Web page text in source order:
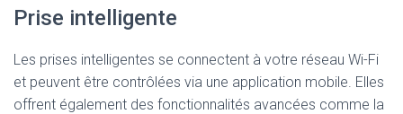
Prise intelligente
Les prises intelligentes se connectent à votre réseau Wi-Fi
et peuvent être contrôlées via une application mobile. Elles
offrent également des fonctionnalités avancées comme la